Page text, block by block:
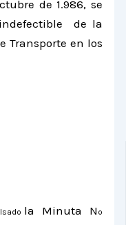
de 1.986, se
de la
Transporte en los
la Minuta N º